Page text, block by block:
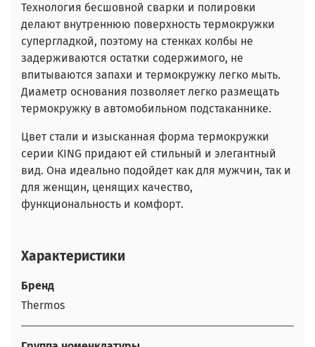
Технология бесшовной сварки и полировки
делают внутреннюю поверхность термокружки
супергладкой, поэтому на стенках колбы не
задерживаются остатки содержимого, не
впитываются запахи и термокружку легко мыть.
Диаметр основания позволяет легко размещать
термокружку в автомобильном подстаканнике.
Цвет стали и изысканная форма термокружки
серии KING придают ей стильный и элегантный
вид. Она идеально подойдет как для мужчин, так и
для женщин, ценящих качество,
функциональность и комфорт.
Характеристики
Бренд
Thermos